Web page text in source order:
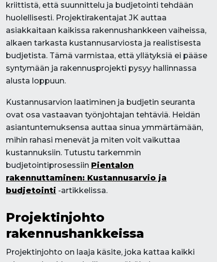
kriittistä, että suunnittelu ja budjetointi tehdään
huolellisesti. Projektirakentajat JK auttaa
asiakkaitaan kaikissa rakennushankkeen vaiheissa,
alkaen tarkasta kustannusarviosta ja realistisesta
budjetista. Tämä varmistaa, että yllätyksiä ei pääse
syntymään ja rakennusprojekti pysyy hallinnassa
alusta loppuun.
Kustannusarvion laatiminen ja budjetin seuranta
ovat osa vastaavan työnjohtajan tehtäviä. Heidän
asiantuntemuksensa auttaa sinua ymmärtämään,
mihin rahasi menevät ja miten voit vaikuttaa
kustannuksiin. Tutustu tarkemmin
budjetointiprosessiin Pientalon
rakennuttaminen: Kustannusarvio ja
budjetointi -artikkelissa.
Projektinjohto
rakennushankkeissa
Projektinjohto on laaja käsite, joka kattaa kaikki